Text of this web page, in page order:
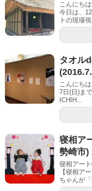
こんにち
今日は、
トの現場
タオル
こんにち
7日(日)ま
ICHIH...
寝相ア
勢崎市)
寝相アー
【寝相ア
ちゃんが